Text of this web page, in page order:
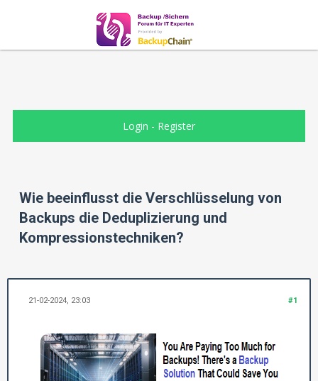
Login - Register
Wie beeinflusst die Verschlüsselung von
Backups die Deduplizierung und
Kompressionstechniken?
#1
21-02-2024, 23:03